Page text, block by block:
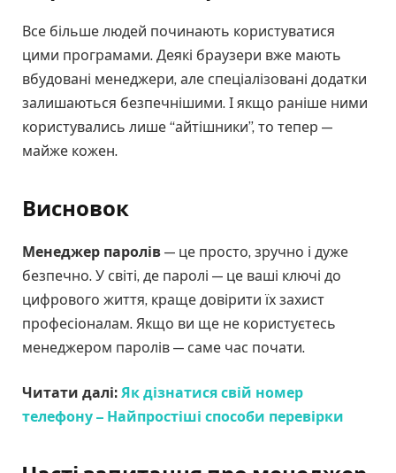
Все більше людей починають користуватися
цими програмами. Деякі браузери вже мають
вбудовані менеджери, але спеціалізовані додатки
залишаються безпечнішими. І якщо раніше ними
користувались лише “айтішники”, то тепер —
майже кожен.
Висновок
Менеджер паролів — це просто, зручно і дуже
безпечно. У світі, де паролі — це ваші ключі до
цифрового життя, краще довірити їх захист
професіоналам. Якщо ви ще не користуєтесь
менеджером паролів — саме час почати.
Читати далі: Як дізнатися свій номер
телефону – Найпростіші способи перевірки